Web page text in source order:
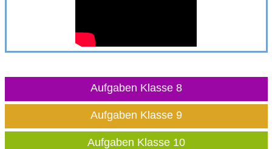
Aufgaben Klasse 8
Aufgaben Klasse 9
Aufgaben Klasse 10